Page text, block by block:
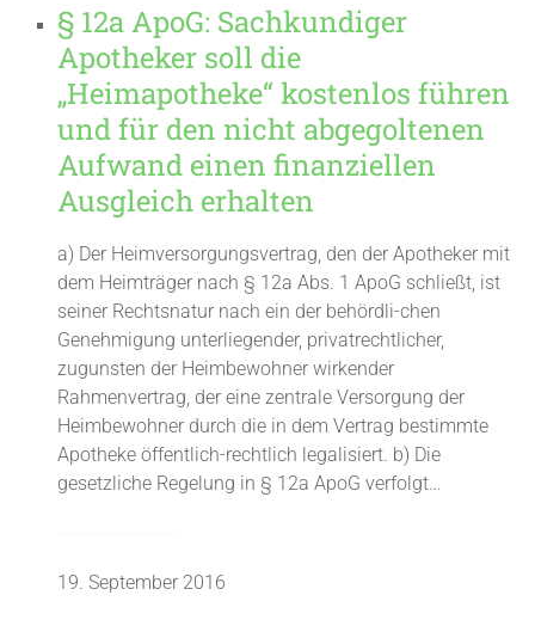
§ 12a ApoG: Sachkundiger
Apotheker soll die
„Heimapotheke“ kostenlos führen
und für den nicht abgegoltenen
Aufwand einen finanziellen
Ausgleich erhalten
a) Der Heimversorgungsvertrag, den der Apotheker mit
dem Heimträger nach § 12a Abs. 1 ApoG schließt, ist
seiner Rechtsnatur nach ein der behördli-chen
Genehmigung unterliegender, privatrechtlicher,
zugunsten der Heimbewohner wirkender
Rahmenvertrag, der eine zentrale Versorgung der
Heimbewohner durch die in dem Vertrag bestimmte
Apotheke öffentlich-rechtlich legalisiert. b) Die
gesetzliche Regelung in § 12a ApoG verfolgt…
19. September 2016